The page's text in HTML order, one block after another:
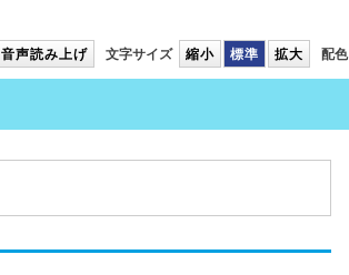
音声読み上げ 文字サイズ 縮小 標準 拡大 配色